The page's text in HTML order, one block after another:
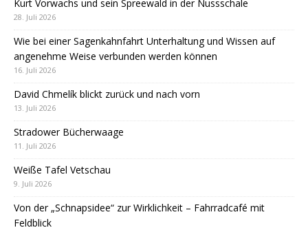
Kurt Vorwachs und sein Spreewald in der Nussschale
28. Juli 2026
Wie bei einer Sagenkahnfahrt Unterhaltung und Wissen auf
angenehme Weise verbunden werden können
16. Juli 2026
David Chmelík blickt zurück und nach vorn
13. Juli 2026
Stradower Bücherwaage
11. Juli 2026
Weiße Tafel Vetschau
9. Juli 2026
Von der „Schnapsidee“ zur Wirklichkeit – Fahrradcafé mit
Feldblick